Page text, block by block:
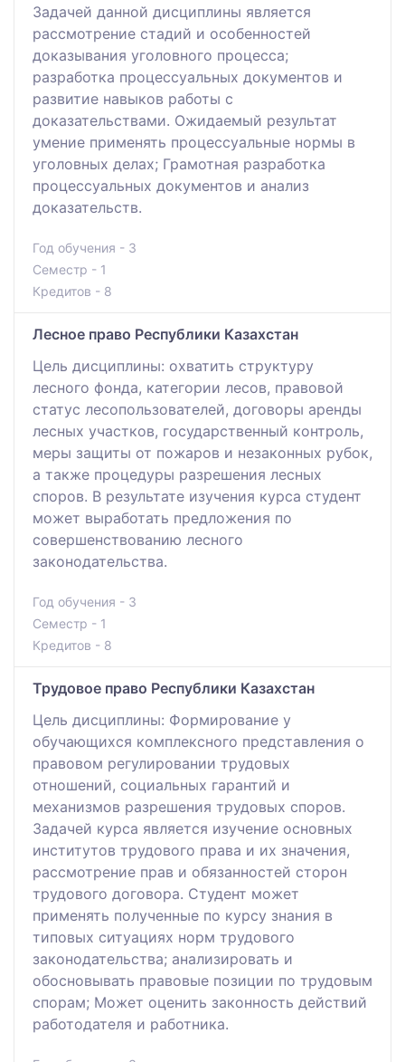
Задачей данной дисциплины является
рассмотрение стадий и особенностей
доказывания уголовного процесса;
разработка процессуальных документов и
развитие навыков работы с
доказательствами. Ожидаемый результат
умение применять процессуальные нормы в
уголовных делах; Грамотная разработка
процессуальных документов и анализ
доказательств.
Год обучения - 3
Семестр - 1
Кредитов - 8
Лесное право Республики Казахстан
Цель дисциплины: охватить структуру
лесного фонда, категории лесов, правовой
статус лесопользователей, договоры аренды
лесных участков, государственный контроль,
меры защиты от пожаров и незаконных рубок,
а также процедуры разрешения лесных
споров. В результате изучения курса студент
может выработать предложения по
совершенствованию лесного
законодательства.
Год обучения - 3
Семестр - 1
Кредитов - 8
Трудовое право Республики Казахстан
Цель дисциплины: Формирование у
обучающихся комплексного представления о
правовом регулировании трудовых
отношений, социальных гарантий и
механизмов разрешения трудовых споров.
Задачей курса является изучение основных
институтов трудового права и их значения,
рассмотрение прав и обязанностей сторон
трудового договора. Студент может
применять полученные по курсу знания в
типовых ситуациях норм трудового
законодательства; анализировать и
обосновывать правовые позиции по трудовым
спорам; Может оценить законность действий
работодателя и работника.